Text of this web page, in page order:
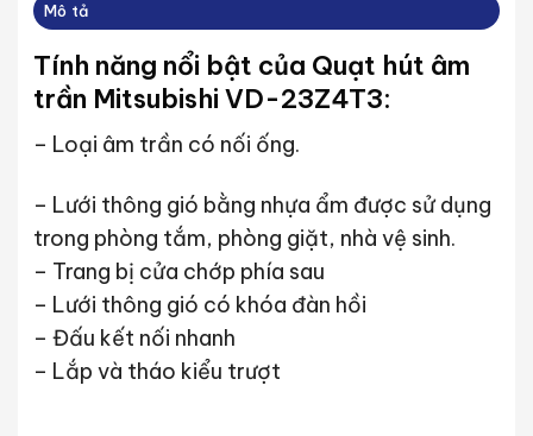
Mô tả
Tính năng nổi bật của Quạt hút âm
trần Mitsubishi VD-23Z4T3:
– Loại âm trần có nối ống.
– Lưới thông gió bằng nhựa ẩm được sử dụng
trong phòng tắm, phòng giặt, nhà vệ sinh.
– Trang bị cửa chớp phía sau
– Lưới thông gió có khóa đàn hồi
– Đấu kết nối nhanh
– Lắp và tháo kiểu trượt